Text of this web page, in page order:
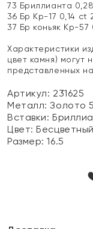
73 Бриллианта
36 Бр Кр-17 0,14 ct
37 Бр коньяк Кр-
Характеристики
цвет камня) могут
представленных
Артикул: 231625
Металл:Золото
Вставки:
Цвет:
Размер:16.5